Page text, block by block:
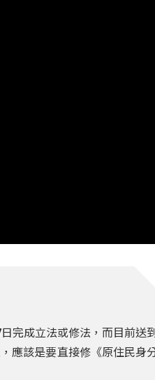
完成立法或修法，而目前送到
應該是要直接修《原住民身